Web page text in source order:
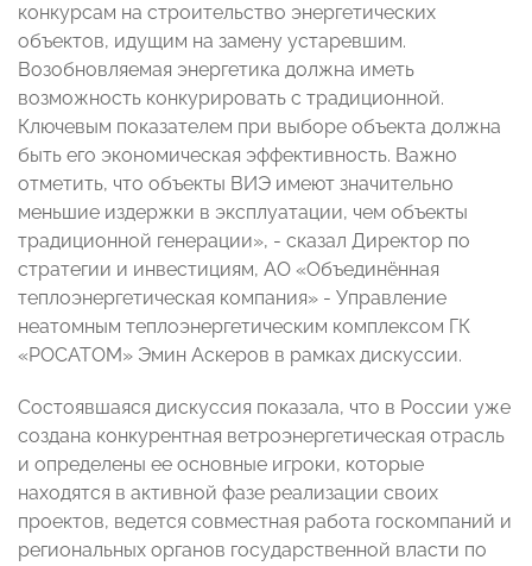
конкурсам на строительство энергетических
объектов, идущим на замену устаревшим.
Возобновляемая энергетика должна иметь
возможность конкурировать с традиционной.
Ключевым показателем при выборе объекта должна
быть его экономическая эффективность. Важно
отметить, что объекты ВИЭ имеют значительно
меньшие издержки в эксплуатации, чем объекты
традиционной генерации», - сказал Директор по
стратегии и инвестициям, АО «Объединённая
теплоэнергетическая компания» - Управление
неатомным теплоэнергетическим комплексом ГК
«РОСАТОМ» Эмин Аскеров в рамках дискуссии.
Состоявшаяся дискуссия показала, что в России уже
создана конкурентная ветроэнергетическая отрасль
и определены ее основные игроки, которые
находятся в активной фазе реализации своих
проектов, ведется совместная работа госкомпаний и
региональных органов государственной власти по